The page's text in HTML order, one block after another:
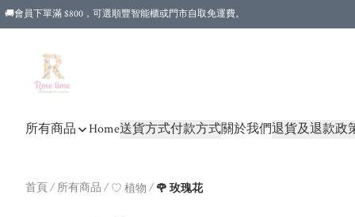
🚚會員下單滿 $800，可選順豐智能櫃或門市自取免運費。
所有商品 Home送貨方式付款方式關於我們退貨及退款政
首頁/ 所有商品 / ♡ 植物 /🌹 玫瑰花